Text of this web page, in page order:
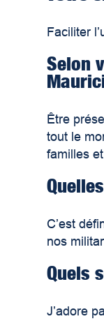
Faciliter
Selon
Être
tout le
familles
C’est
nos
Quels
J’adore